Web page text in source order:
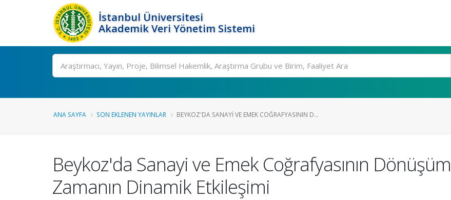
İstanbul Üniversitesi
Akademik Veri Yönetim Sistemi
Ara
ANA SAYFA SON EKLENEN YAYINLAR BEYKOZ'DA SANAYI VE EMEK COĞRAFYASININ D...
Beykoz'da Sanayi ve Emek Coğrafyasının
Zamanın Dinamik Etkileşimi